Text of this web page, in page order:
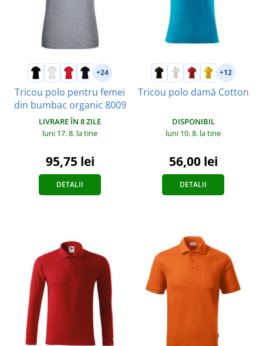
+24
Tricou polo pentru femei
din bumbac organic 8009
LIVRARE ÎN 8 ZILE
luni 17. 8. la tine
95,75 lei
DETALII
+12
Tricou polo damă Cotton
DISPONIBIL
luni 10. 8. la tine
56,00 lei
DETALII